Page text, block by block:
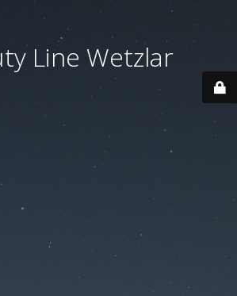
Line Wetzlar